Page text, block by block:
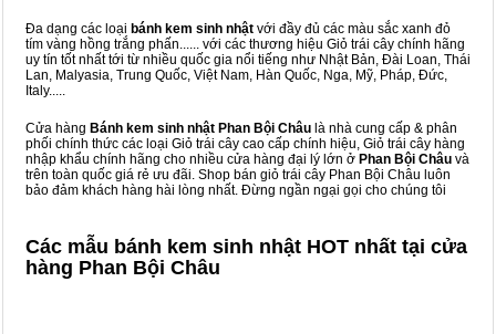
Đa dạng các loại bánh kem sinh nhật với đầy đủ các màu sắc xanh đỏ
tím vàng hồng trắng phấn...... với các thương hiệu Giỏ trái cây chính hãng
uy tín tốt nhất tới từ nhiều quốc gia nổi tiếng như Nhật Bản, Đài Loan, Thái
Lan, Malyasia, Trung Quốc, Việt Nam, Hàn Quốc, Nga, Mỹ, Pháp, Đức,
Italy.....
Cửa hàng Bánh kem sinh nhật Phan Bội Châu là nhà cung cấp & phân
phối chính thức các loại Giỏ trái cây cao cấp chính hiệu, Giỏ trái cây hàng
nhập khẩu chính hãng cho nhiều cửa hàng đại lý lớn ở Phan Bội Châu và
trên toàn quốc giá rẻ ưu đãi. Shop bán giỏ trái cây Phan Bội Châu luôn
bảo đảm khách hàng hài lòng nhất. Đừng ngần ngại gọi cho chúng tôi
Các mẫu bánh kem sinh nhật HOT nhất tại cửa
hàng Phan Bội Châu